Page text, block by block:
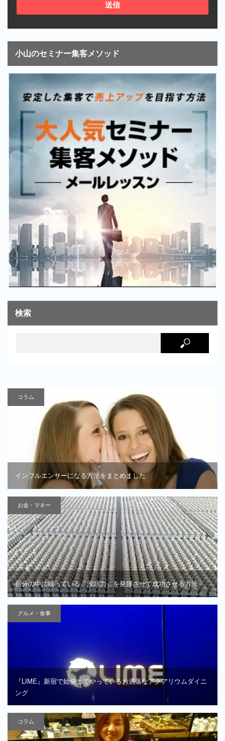
小山のセミナー集客メソッド
検索
コラム
インフルエンサーになる方法をまとめました
お金・マネー
自分の中に眠っている『没頭力』を発揮させて成功させる方法
グルメ・食事
『LIME』新宿で始発までやっているお洒落なアクアリウムダイニ
ング
コラム